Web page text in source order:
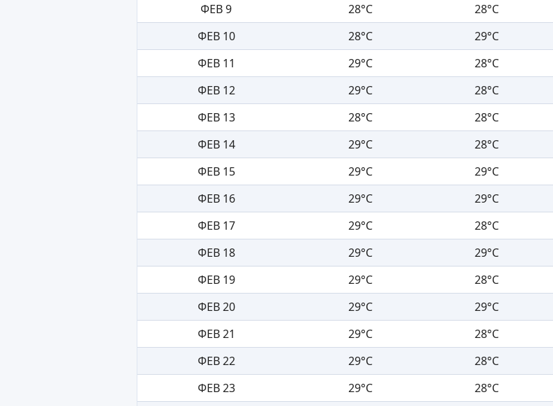
ФЕВ 9
28°C 28°C
ФЕВ 10
28°C 29°C
ФЕВ 11
29°C 28°C
ФЕВ 12
29°C 28°C
ФЕВ 13
28°C 28°C
ФЕВ 14
29°C 28°C
ФЕВ 15
29°C 29°C
ФЕВ 16
29°C 29°C
ФЕВ 17
29°C 28°C
ФЕВ 18
29°C 29°C
ФЕВ 19
29°C 28°C
ФЕВ 20
29°C 29°C
ФЕВ 21
29°C 28°C
ФЕВ 22
29°C 28°C
ФЕВ 23
29°C 28°C